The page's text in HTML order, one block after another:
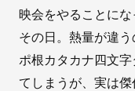
映会をやることに
その日。熱量が違
ポ根カタカナ四文
てしまうが、実は